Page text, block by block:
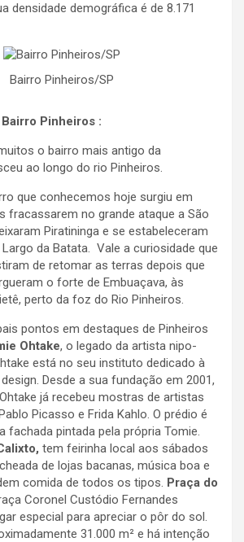
densidade demográfica é de 8.171
Bairro Pinheiros/SP
Pinheiros :
o bairro mais antigo da
ao longo do rio Pinheiros.
que conhecemos hoje surgiu em
fracassarem no grande ataque a São
Piratininga e se estabeleceram
da Batata. Vale a curiosidade que
de retomar as terras depois que
o forte de Embuaçava, às
perto da foz do Rio Pinheiros.
pontos em destaques de Pinheiros
Ohtake, o legado da artista nipo-
está no seu instituto dedicado à
Desde a sua fundação em 2001,
já recebeu mostras de artistas
Picasso e Frida Kahlo. O prédio é
fachada pintada pela própria Tomie.
tem feirinha local aos sábados
de lojas bacanas, música boa e
comida de todos os tipos. Praça do
Coronel Custódio Fernandes
especial para apreciar o pôr do sol.
31.000 m² e há intenção